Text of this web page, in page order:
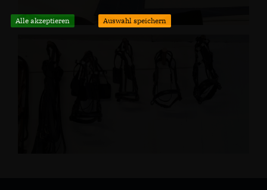
Alle akzeptieren Auswahl speichern